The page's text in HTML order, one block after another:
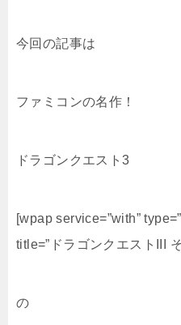
今回の記事は
ファミコンの名作！
ドラゴンクエスト3
[wpap service=”with”
title=”ドラゴンクエストIII
の